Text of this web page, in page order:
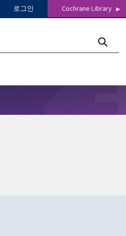
로그인 Cochrane Library